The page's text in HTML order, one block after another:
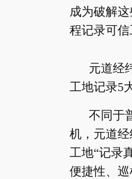
成为破解
程记录可信
元道经
工地记录5
不同于
机，元道
工地“记录
便捷性、巡